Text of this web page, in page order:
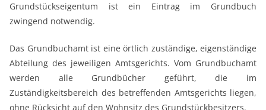
Grundstückseigentum ist ein Eintrag im Grundbuch
zwingend notwendig.
Das Grundbuchamt ist eine örtlich zuständige, eigenständige
Abteilung des jeweiligen Amtsgerichts. Vom Grundbuchamt
werden alle Grundbücher geführt, die im
Zuständigkeitsbereich des betreffenden Amtsgerichts liegen,
ohne Rücksicht auf den Wohnsitz des Grundstückbesitzers.